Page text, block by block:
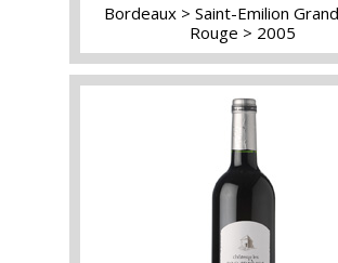
Bordeaux
Saint-Emilion
Rouge
2005